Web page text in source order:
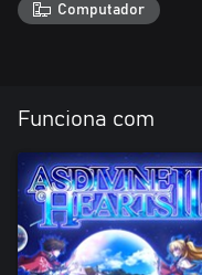
Computador
Funciona com